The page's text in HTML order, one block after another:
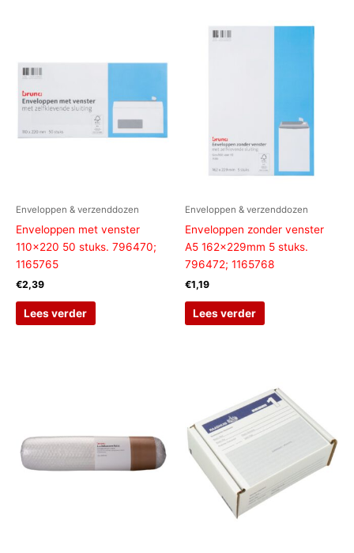
Enveloppen & verzenddozen
Enveloppen met venster
110×220 50 stuks. 796470;
1165765
€2,39
Lees verder
Enveloppen & verzenddozen
Enveloppen zonder venster
A5 162x229mm 5 stuks.
796472; 1165768
€1,19
Lees verder